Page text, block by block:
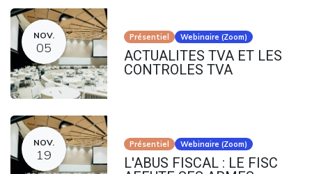
NOV.
05
Présentiel Webinaire (Zoom)
ACTUALITES TVA ET LES
CONTROLES TVA
NOV.
19
Présentiel Webinaire (Zoom)
L'ABUS FISCAL : LE FISC